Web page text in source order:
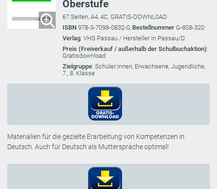
Oberstufe
67 Seiten, A4, 4C; GRATIS-DOWNL0AD
ISBN 978-3-7098-0832-0, Bestellnummer G-808-320
Verlag: VHS Passau / Hersteller in Passau/D
Preis (Freiverkauf / außerhalb der Schulbuchaktion):
Gratisdownload
Zielgruppe: Schüler:innen, Erwachsene, Jugendliche,
7., 8. Klasse
Materialien für die gezielte Erarbeitung von Kompetenzen in
Deutsch. Auch für Deutsch als Muttersprache optimal!